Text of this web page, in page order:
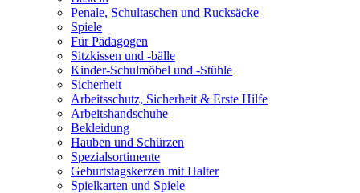
Penale, Schultaschen und Rucksäcke
Spiele
Für Pädagogen
Sitzkissen und -bälle
Kinder-Schulmöbel und -Stühle
Sicherheit
Arbeitsschutz, Sicherheit & Erste Hilfe
Arbeitshandschuhe
Bekleidung
Hauben und Schürzen
Spezialsortimente
Geburtstagskerzen mit Halter
Spielkarten und Spiele